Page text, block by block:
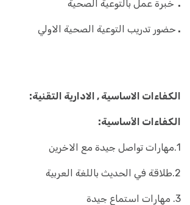
. خبرة عمل بالتوعية الصحية
. حضور تدريب التوعية الصحية الاولي
الكفاءات الاساسية , الادارية التقنية:
الكفاءات الأساسية:
1.مهارات تواصل جيدة مع الاخرين
2.طلاقة في الحديث باللغة العربية
3. مهارات استماع جيدة